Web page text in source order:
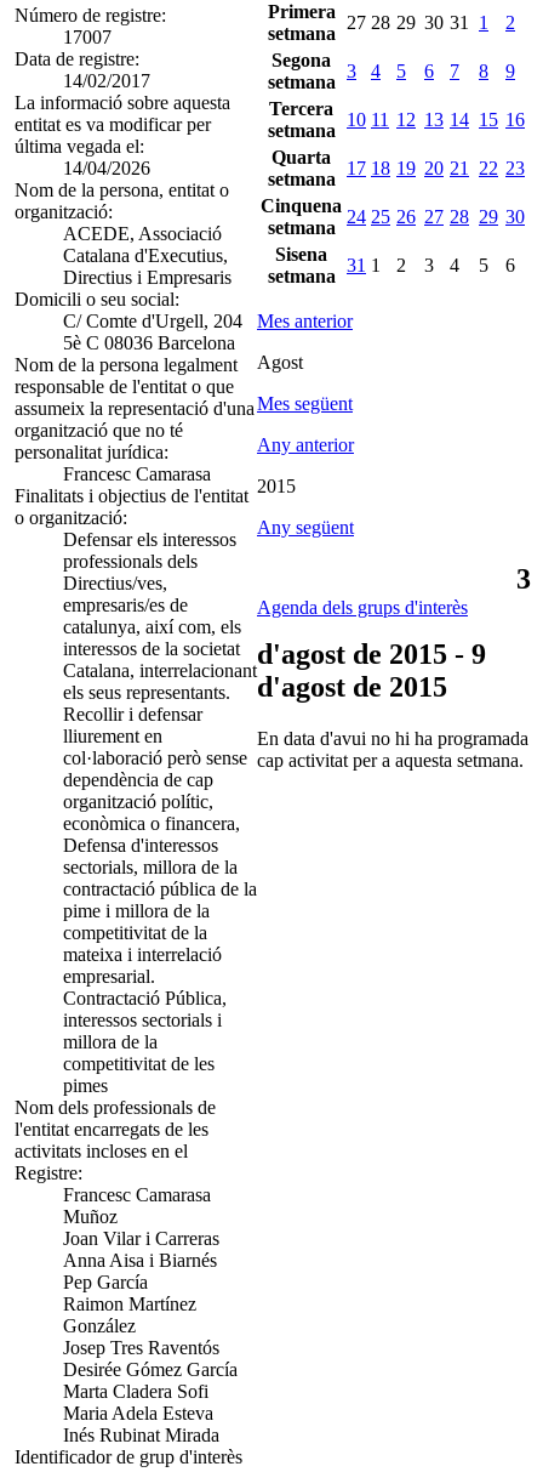
Número de registre:
17007
Data de registre:
14/02/2017
La informació sobre aquesta
entitat es va modificar per
última vegada el:
14/04/2026
Nom de la persona, entitat o
organització:
ACEDE, Associació
Catalana d'Executius,
Directius i Empresaris
Domicili o seu social:
C/ Comte d'Urgell, 204
5è C 08036 Barcelona
Nom de la persona legalment
responsable de l'entitat o que
assumeix la representació d'una
organització que no té
personalitat jurídica:
Francesc Camarasa
Finalitats i objectius de l'entitat
o organització:
Defensar els interessos
professionals dels
Directius/ves,
empresaris/es de
catalunya, així com, els
interessos de la societat
Catalana, interrelacionant
els seus representants.
Recollir i defensar
lliurement en
col·laboració però sense
dependència de cap
organització polític,
econòmica o financera,
Defensa d'interessos
sectorials, millora de la
contractació pública de la
pime i millora de la
competitivitat de la
mateixa i interrelació
empresarial.
Contractació Pública,
interessos sectorials i
millora de la
competitivitat de les
pimes
Nom dels professionals de
l'entitat encarregats de les
activitats incloses en el
Registre:
Francesc Camarasa
Muñoz
Joan Vilar i Carreras
Anna Aisa i Biarnés
Pep García
Raimon Martínez
González
Josep Tres Raventós
Desirée Gómez García
Marta Cladera Sofi
Maria Adela Esteva
Inés Rubinat Mirada
Identificador de grup d'interès
Primera
setmana
27 28 29 30 31 1
2
Segona
setmana
3 4 5 6 7 8
9
Tercera
setmana
10 11 12 13 14 15 16
Quarta
setmana
17 18 19 20 21 22 23
Cinquena
setmana
24 25 26 27 28 29 30
Sisena
setmana
31 1 2 3 4 5 6
Mes anterior
Agost
Mes següent
Any anterior
2015
Any següent
Agenda dels grups d'interès
3
d'agost de 2015 - 9
d'agost de 2015
En data d'avui no hi ha programada
cap activitat per a aquesta setmana.